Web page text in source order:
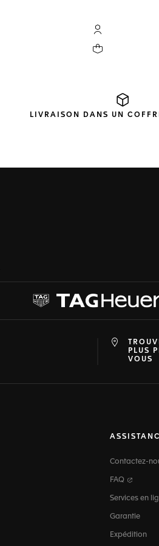
Compte My TAG
Votre panier
LIVRAISON DANS UN
PLUS
VOUS
Contactez-
FAQ
Services en
Garantie
Expédition